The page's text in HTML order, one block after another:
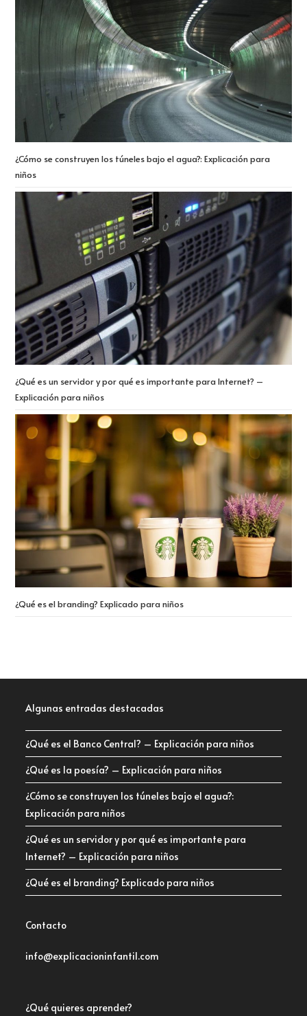
¿Cómo se construyen los túneles bajo el agua?: Explicación para
niños
¿Qué es un servidor y por qué es importante para Internet? –
Explicación para niños
¿Qué es el branding? Explicado para niños
Algunas entradas destacadas
¿Qué es el Banco Central? – Explicación para niños
¿Qué es la poesía? – Explicación para niños
¿Cómo se construyen los túneles bajo el agua?:
Explicación para niños
¿Qué es un servidor y por qué es importante para
Internet? – Explicación para niños
¿Qué es el branding? Explicado para niños
Contacto
info@explicacioninfantil.com
¿Qué quieres aprender?